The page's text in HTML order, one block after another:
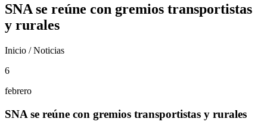
SNA se reúne con gremios transportistas
y rurales
Inicio / Noticias
6
febrero
SNA se reúne con gremios transportistas y rurales